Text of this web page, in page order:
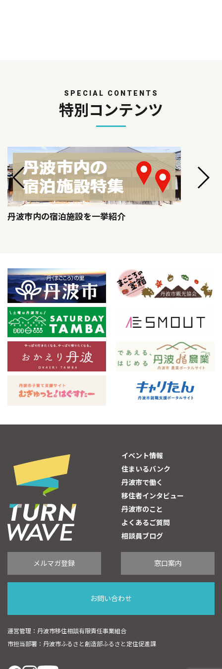
SPECIAL CONTENTS
特別コンテンツ
丹波市内の宿泊施設を一挙紹介
イベント情報
住まいるバンク
丹波市で働く
移住者インタビュー
丹波市のこと
よくあるご質問
相談員ブログ
メルマガ登録 窓口案内
お問い合わせ
運営管理：丹波市移住相談有限責任事業組合
市担当部署：丹波市ふるさと創造部ふるさと定住促進課